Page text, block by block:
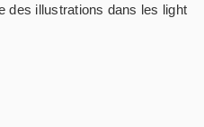
des illustrations dans les light